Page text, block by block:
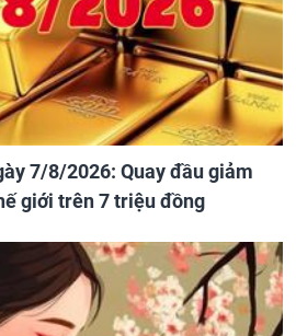
7/8/2026: Quay đầu giảm
giới trên 7 triệu đồng